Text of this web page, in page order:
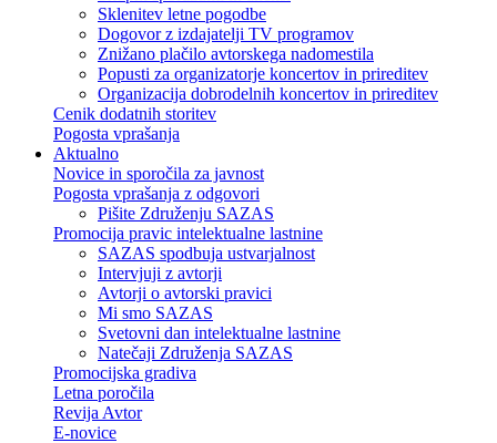
Sklenitev letne pogodbe
Dogovor z izdajatelji TV programov
Znižano plačilo avtorskega nadomestila
Popusti za organizatorje koncertov in prireditev
Organizacija dobrodelnih koncertov in prireditev
Cenik dodatnih storitev
Pogosta vprašanja
Aktualno
Novice in sporočila za javnost
Pogosta vprašanja z odgovori
Pišite Združenju SAZAS
Promocija pravic intelektualne lastnine
SAZAS spodbuja ustvarjalnost
Intervjuji z avtorji
Avtorji o avtorski pravici
Mi smo SAZAS
Svetovni dan intelektualne lastnine
Natečaji Združenja SAZAS
Promocijska gradiva
Letna poročila
Revija Avtor
E-novice